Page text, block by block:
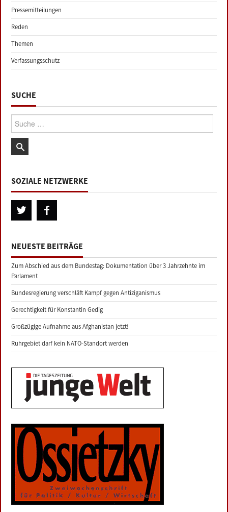
Pressemitteilungen
Reden
Themen
Verfassungsschutz
SUCHE
Suche:
SOZIALE NETZWERKE
NEUESTE BEITRÄGE
Zum Abschied aus dem Bundestag: Dokumentation über 3 Jahrzehnte im
Parlament
Bundesregierung verschläft Kampf gegen Antiziganismus
Gerechtigkeit für Konstantin Gedig
Großzügige Aufnahme aus Afghanistan jetzt!
Ruhrgebiet darf kein NATO-Standort werden